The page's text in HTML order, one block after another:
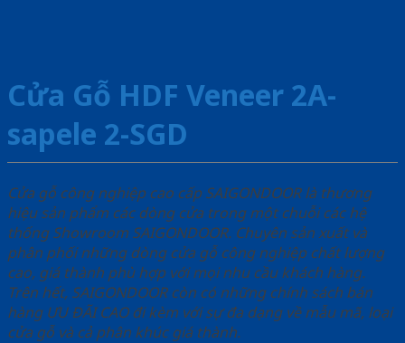
Cửa Gỗ HDF Veneer 2A-
sapele 2-SGD
Cửa gỗ công nghiệp cao cấp SAIGONDOOR là thương
hiệu sản phẩm các dòng cửa trong một chuỗi các hệ
thống Showroom SAIGONDOOR. Chuyên sản xuất và
phân phối những dòng cửa gỗ công nghiệp chất lượng
cao, giá thành phù hợp với mọi nhu cầu khách hàng.
Trên hết, SAIGONDOOR còn có những chính sách bán
hàng ƯU ĐÃI CAO đi kèm với sự đa dạng về mẫu mã, loại
cửa gỗ và cả phân khúc giá thành.